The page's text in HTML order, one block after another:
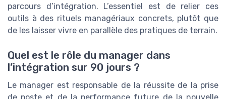
parcours d’intégration. L’essentiel est de relier ces
outils à des rituels managériaux concrets, plutôt que
de les laisser vivre en parallèle des pratiques de terrain.
Quel est le rôle du manager dans
l’intégration sur 90 jours ?
Le manager est responsable de la réussite de la prise